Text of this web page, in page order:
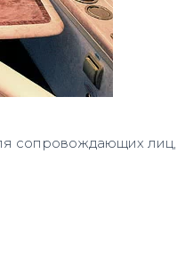
сопровождающих лиц,